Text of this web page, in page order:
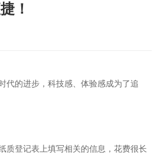
！
代的进步，科技感、体验感成为了追
质登记表上填写相关的信息，花费很长